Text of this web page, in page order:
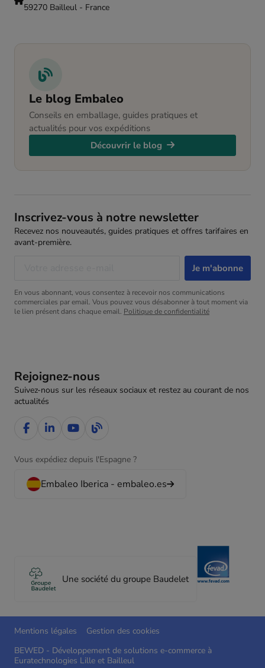
59270 Bailleul - France
Le blog Embaleo
Conseils en emballage, guides pratiques et
actualités pour vos expéditions
Découvrir le blog
Rejoignez-nous
Suivez-nous sur les réseaux sociaux et restez au courant de nos
actualités
Vous expédiez depuis l'Espagne ?
Embaleo Iberica - embaleo.es
Une société du groupe Baudelet
Inscrivez-vous à notre newsletter
Recevez nos nouveautés, guides pratiques et offres tarifaires en
avant-première.
En vous abonnant, vous consentez à recevoir nos communications
commerciales par email. Vous pouvez vous désabonner à tout moment via
le lien présent dans chaque email. Politique de confidentialité
Mentions légales
Gestion des cookies
BEWED - Développement de solutions e-commerce à
Euratechnologies Lille et Bailleul